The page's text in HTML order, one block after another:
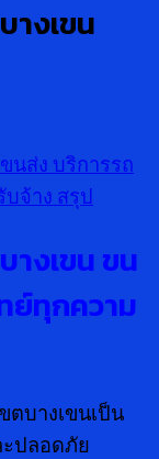
างเขน
นส่ง บริการรถ
บจ้าง สรุป
างเขน ขน
ย์ทุกความ
ตบางเขนเป็น
ะปลอดภัย